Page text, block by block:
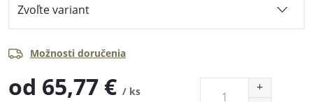
Možnosti doručenia
od 65,77 € / ks